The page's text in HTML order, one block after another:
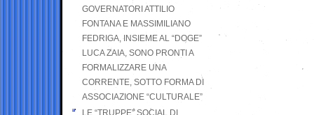
GOVERNATORI ATTILIO
FONTANA E MASSIMILIANO
FEDRIGA, INSIEME AL “DOGE”
LUCA ZAIA, SONO PRONTI A
FORMALIZZARE UNA
CORRENTE, SOTTO FORMA DI
ASSOCIAZIONE “CULTURALE”
LE “TRUPPE” SOCIAL DI